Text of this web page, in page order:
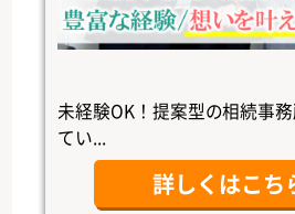
未経験OK！提案型の相続事
てい...
詳しくはこち